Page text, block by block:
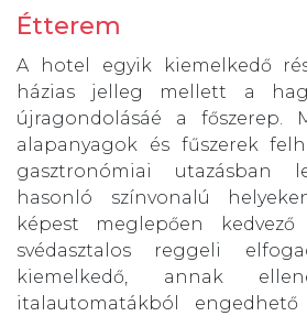
Étterem
A hotel egyik kiemelkedő
házias jelleg mellett a
újragondolásáé a főszerep.
alapanyagok és fűszerek
gasztronómiai utazásban
hasonló színvonalú
képest meglepően
svédasztalos reggeli
kiemelkedő, annak
italautomatákból